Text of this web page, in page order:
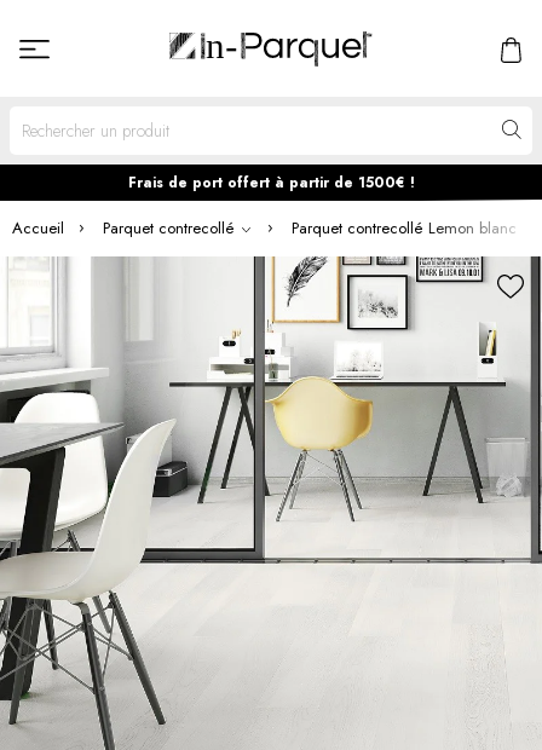
Frais de port offert à partir de 1500€ !
Accueil Parquet contrecollé Parquet contrecollé Lemon blanc